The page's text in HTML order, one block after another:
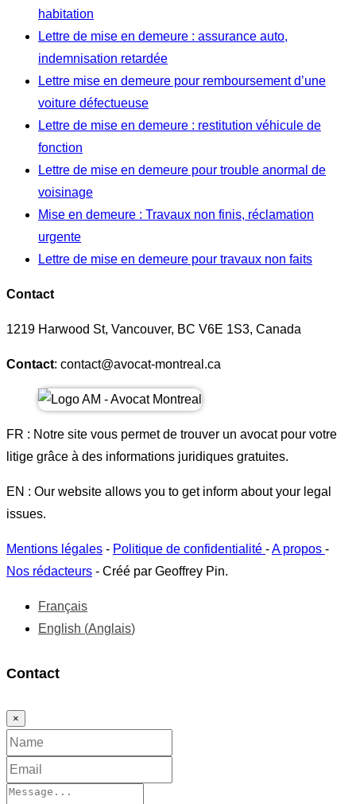
habitation
Lettre de mise en demeure : assurance auto,
indemnisation retardée
Lettre mise en demeure pour remboursement d’une
voiture défectueuse
Lettre de mise en demeure : restitution véhicule de
fonction
Lettre de mise en demeure pour trouble anormal de
voisinage
Mise en demeure : Travaux non finis, réclamation
urgente
Lettre de mise en demeure pour travaux non faits
Contact
1219 Harwood St, Vancouver, BC V6E 1S3, Canada
Contact: contact@avocat-montreal.ca
FR : Notre site vous permet de trouver un avocat pour votre
litige grâce à des informations juridiques gratuites.
EN : Our website allows you to get inform about your legal
issues.
Mentions légales - Politique de confidentialité -A propos -
Nos rédacteurs - Créé par Geoffrey Pin.
Français
English (Anglais)
Contact
×